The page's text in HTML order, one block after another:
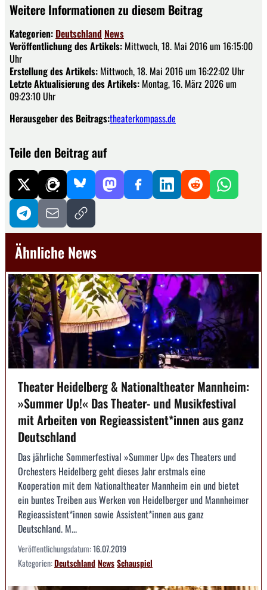
Weitere Informationen zu diesem Beitrag
Kategorien: Deutschland News
Veröffentlichung des Artikels: Mittwoch, 18. Mai 2016 um 16:15:00
Uhr
Erstellung des Artikels: Mittwoch, 18. Mai 2016 um 16:22:02 Uhr
Letzte Aktualisierung des Artikels: Montag, 16. März 2026 um
09:23:10 Uhr
Herausgeber des Beitrags:theaterkompass.de
Teile den Beitrag auf
Ähnliche News
Theater Heidelberg & Nationaltheater Mannheim:
»Summer Up!« Das Theater- und Musikfestival
mit Arbeiten von Regieassistent*innen aus ganz
Deutschland
Das jährliche Sommerfestival »Summer Up« des Theaters und
Orchesters Heidelberg geht dieses Jahr erstmals eine
Kooperation mit dem Nationaltheater Mannheim ein und bietet
ein buntes Treiben aus Werken von Heidelberger und Mannheimer
Regieassistent*innen sowie Assistent*innen aus ganz
Deutschland. M...
Veröffentlichungsdatum:16.07.2019
Kategorien:DeutschlandNewsSchauspiel